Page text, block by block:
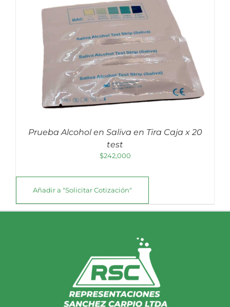
Prueba Alcohol en Saliva en Tira Caja x 20
test
$242,000
Añadir a "Solicitar Cotización"